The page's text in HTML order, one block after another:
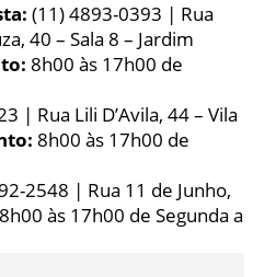
(11) 4893-0393 | Rua
40 – Sala 8 – Jardim
8h00 às 17h00 de
| Rua Lili D’Avila, 44 – Vila
8h00 às 17h00 de
2548 | Rua 11 de Junho,
8h00 às 17h00 de Segunda a